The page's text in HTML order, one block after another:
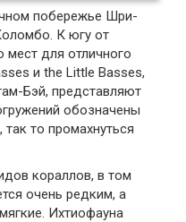
побережье Шри-
К югу от
мест для отличного
и the Little Basses,
Бэй, представляют
обозначены
то промахнуться
кораллов, в том
очень редким, а
Ихтиофауна